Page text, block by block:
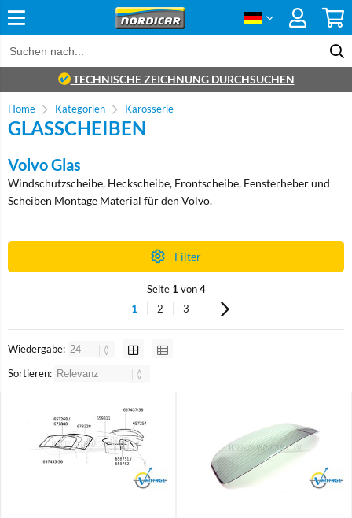
TECHNISCHE ZEICHNUNG DURCHSUCHEN
Home Kategorien Karosserie
GLASSCHEIBEN
Volvo Glas
Windschutzscheibe, Heckscheibe, Frontscheibe, Fensterheber und
Scheiben Montage Material für den Volvo.
Filter
Seite 1 von4
1 2 3
Wiedergabe:
Sortieren:
Brand Brand